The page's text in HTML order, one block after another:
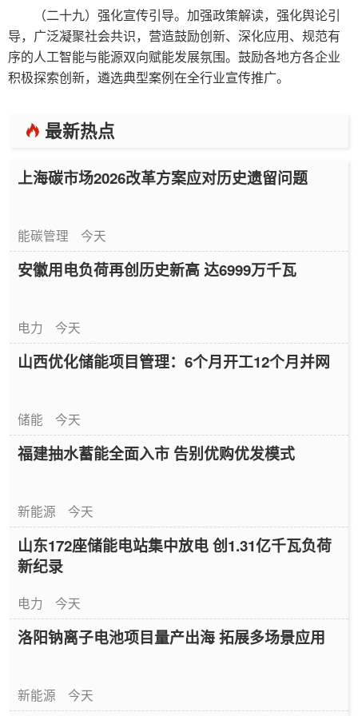
（二十九）强化宣传引导。加强政策解读，强化舆论引
导，广泛凝聚社会共识，营造鼓励创新、深化应用、规范有
序的人工智能与能源双向赋能发展氛围。鼓励各地方各企业
积极探索创新，遴选典型案例在全行业宣传推广。
最新热点
上海碳市场2026改革方案应对历史遗留问题
能碳管理 今天
安徽用电负荷再创历史新高 达6999万千瓦
电力 今天
山西优化储能项目管理：6个月开工12个月并网
储能 今天
福建抽水蓄能全面入市 告别优购优发模式
新能源 今天
山东172座储能电站集中放电 创1.31亿千瓦负荷
新纪录
电力 今天
洛阳钠离子电池项目量产出海 拓展多场景应用
新能源 今天